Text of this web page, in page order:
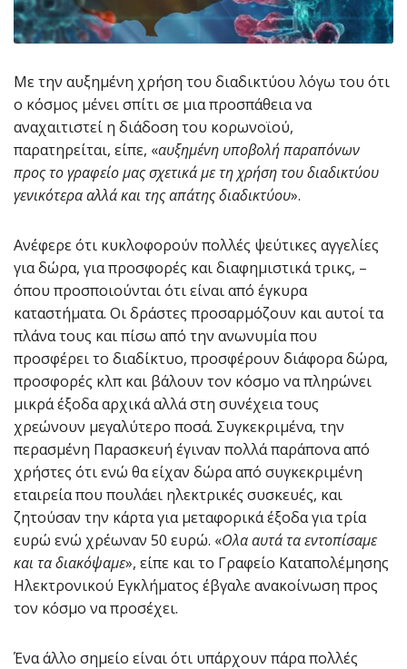
Με την αυξημένη χρήση του διαδικτύου λόγω του ότι
ο κόσμος μένει σπίτι σε μια προσπάθεια να
αναχαιτιστεί η διάδοση του κορωνοϊού,
παρατηρείται, είπε, «αυξημένη υποβολή παραπόνων
προς το γραφείο μας σχετικά με τη χρήση του διαδικτύου
γενικότερα αλλά και της απάτης διαδικτύου».
Ανέφερε ότι κυκλοφορούν πολλές ψεύτικες αγγελίες
για δώρα, για προσφορές και διαφημιστικά τρικς, –
όπου προσποιούνται ότι είναι από έγκυρα
καταστήματα. Οι δράστες προσαρμόζουν και αυτοί τα
πλάνα τους και πίσω από την ανωνυμία που
προσφέρει το διαδίκτυο, προσφέρουν διάφορα δώρα,
προσφορές κλπ και βάλουν τον κόσμο να πληρώνει
μικρά έξοδα αρχικά αλλά στη συνέχεια τους
χρεώνουν μεγαλύτερο ποσά. Συγκεκριμένα, την
περασμένη Παρασκευή έγιναν πολλά παράπονα από
χρήστες ότι ενώ θα είχαν δώρα από συγκεκριμένη
εταιρεία που πουλάει ηλεκτρικές συσκευές, και
ζητούσαν την κάρτα για μεταφορικά έξοδα για τρία
ευρώ ενώ χρέωναν 50 ευρώ. «Ολα αυτά τα εντοπίσαμε
και τα διακόψαμε», είπε και το Γραφείο Καταπολέμησης
Ηλεκτρονικού Εγκλήματος έβγαλε ανακοίνωση προς
τον κόσμο να προσέχει.
Ένα άλλο σημείο είναι ότι υπάρχουν πάρα πολλές